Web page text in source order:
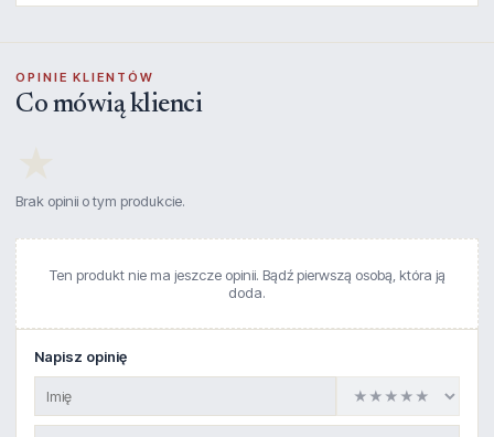
OPINIE KLIENTÓW
Co mówią klienci
Brak opinii o tym produkcie.
Ten produkt nie ma jeszcze opinii. Bądź pierwszą osobą, która ją
doda.
Napisz opinię